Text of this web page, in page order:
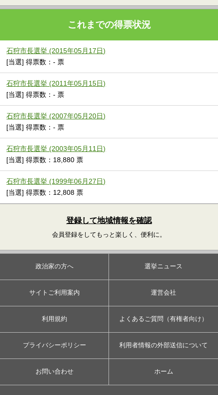
これまでの得票状況
石狩市長選挙 (2015年05月17日)
[当選] 得票数：- 票
石狩市長選挙 (2011年05月15日)
[当選] 得票数：- 票
石狩市長選挙 (2007年05月20日)
[当選] 得票数：- 票
石狩市長選挙 (2003年05月11日)
[当選] 得票数：18,880 票
石狩市長選挙 (1999年06月27日)
[当選] 得票数：12,808 票
登録して地域情報を確認
会員登録をしてもっと楽しく、便利に。
政治家の方へ 選挙ニュース
サイトご利用案内 運営会社
利用規約 よくあるご質問（有権者向け）
プライバシーポリシー 利用者情報の外部送信について
お問い合わせ ホーム